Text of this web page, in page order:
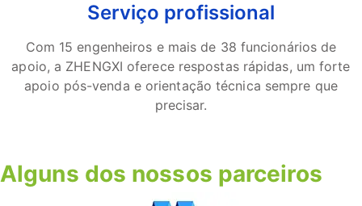
Serviço profissional
Com 15 engenheiros e mais de 38 funcionários de
apoio, a ZHENGXI oferece respostas rápidas, um forte
apoio pós-venda e orientação técnica sempre que
precisar.
Alguns dos nossos parceiros